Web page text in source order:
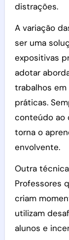
distrações.
A variação
ser uma
expositivas
adotar
trabalhos em
práticas.
conteúdo ao
torna o
envolvente.
Outra
Professores
criam
utilizam
alunos e